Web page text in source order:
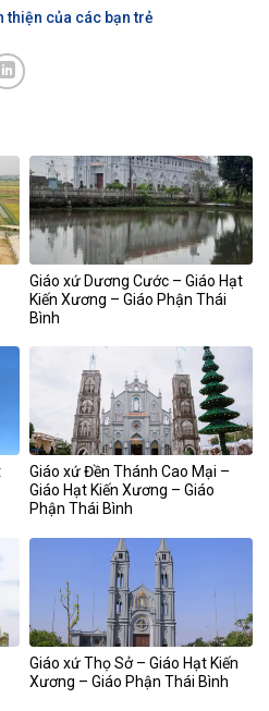
thiện của các bạn trẻ
Giáo xứ Dương Cước – Giáo Hạt
Kiến Xương – Giáo Phận Thái
Bình
Giáo xứ Đền Thánh Cao Mại –
Giáo Hạt Kiến Xương – Giáo
Phận Thái Bình
Giáo xứ Thọ Sở – Giáo Hạt Kiến
Xương – Giáo Phận Thái Bình